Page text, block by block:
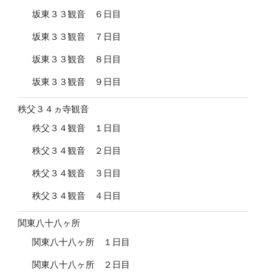
坂東３３観音 ６日目
坂東３３観音 ７日目
坂東３３観音 ８日目
坂東３３観音 ９日目
秩父３４ヵ寺観音
秩父３４観音 １日目
秩父３４観音 ２日目
秩父３４観音 ３日目
秩父３４観音 ４日目
関東八十八ヶ所
関東八十八ヶ所 １日目
関東八十八ヶ所 ２日目